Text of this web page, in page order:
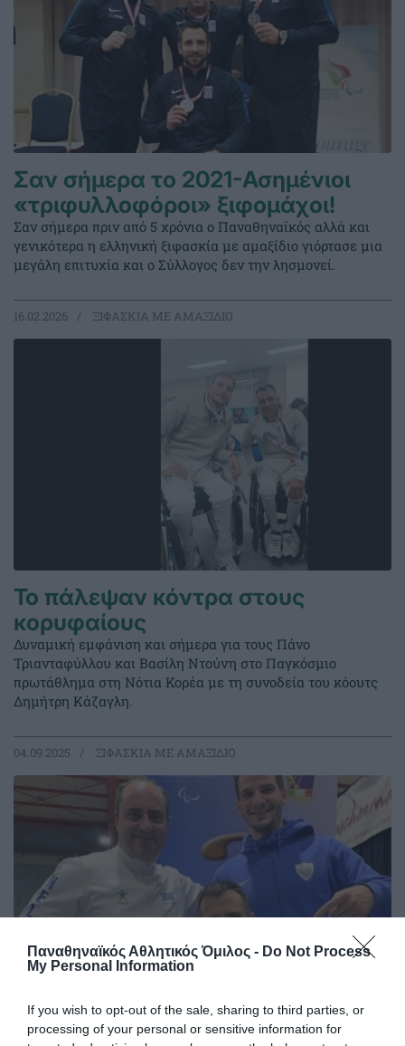
Παναθηναϊκός Αθλητικός Όμιλος - Do Not Process
My Personal Information
If you wish to opt-out of the sale, sharing to third parties, or
processing of your personal or sensitive information for
Σαν σήμερα το 2021-Ασημένιοι
«τριφυλλοφόροι» ξιφομάχοι!
Σαν σήμερα πριν από 5 χρόνια ο Παναθηναϊκός αλλά και
γενικότερα η ελληνική ξιφασκία με αμαξίδιο γιόρτασε μια
μεγάλη επιτυχία και ο Σύλλογος δεν την λησμονεί.
16.02.2026 ΞΙΦΑΣΚΙΑ ΜΕ ΑΜΑΞΙΔΙΟ
Το πάλεψαν κόντρα στους
κορυφαίους
Δυναμική εμφάνιση και σήμερα για τους Πάνο
Τριανταφύλλου και Βασίλη Ντούνη στο Παγκόσμιο
πρωτάθλημα στη Νότια Κορέα με τη συνοδεία του κόουτς
Δημήτρη Κάζαγλη.
04.09.2025 ΞΙΦΑΣΚΙΑ ΜΕ ΑΜΑΞΙΔΙΟ
Επιστροφή στα ψηλά παγκόσμια